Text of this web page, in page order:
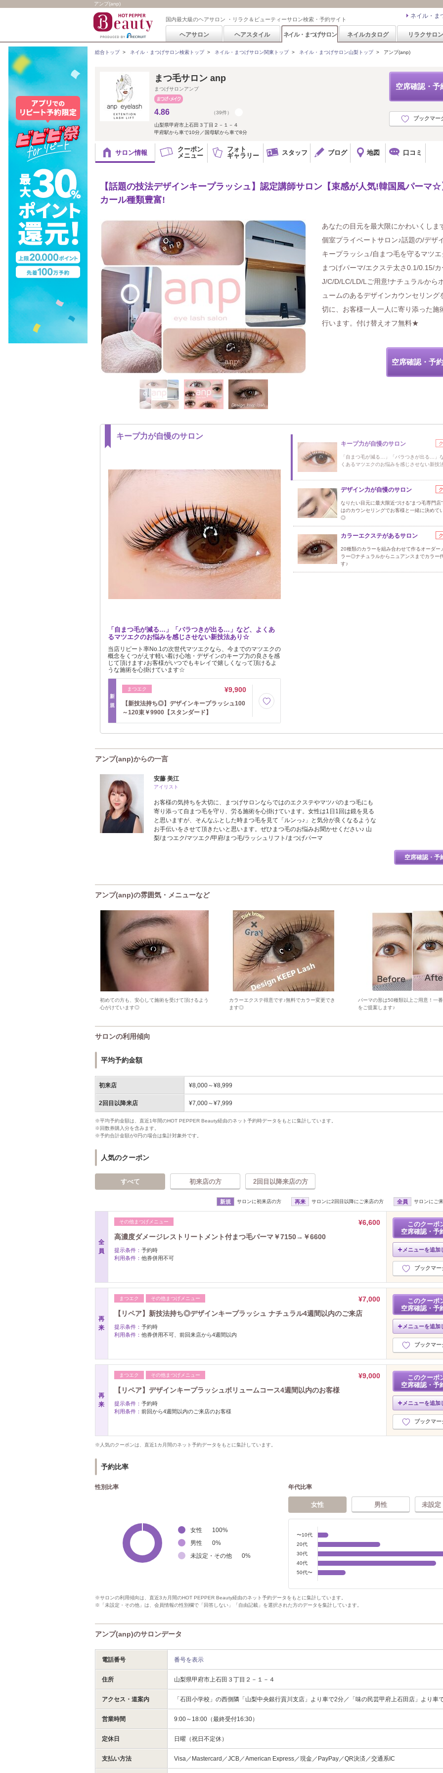
アンプ(anp)
国内最大級のヘアサロン ・リラク＆ビューティーサロン検索・予約サイト ネイル・ま
ヘアサロン ヘアスタイル ネイル・まつげサロン ネイルカタログ リラクサロン
総合トップ> ネイル・まつげサロン検索トップ> ネイル・まつげサロン関東トップ> ネイル・まつげサロン山梨トップ> アンプ(anp)
空席確認・予
ブックマー
まつ毛サロン anp
まつげサロンアンプ
4.86 （39件）
山梨県甲府市上石田３丁目２－１－４
甲府駅から車で10分／国母駅から車で8分
サロン情報
クーポン
メニュー
フォト
ギャラリー
スタッフ ブログ 地図 口コミ
【話題の技法デザインキープラッシュ】認定講師サロン【束感が人気!韓国風パーマ☆
カール種類豊富!
あなたの目元を最大限にかわいくし
個室プライベートサロン♪話題の/デザ
キープラッシュ/自まつ毛を守るマツエ
まつげパーマ/エクステ太さ0.1/0.15/
J/C/D/LC/LD/Lご用意!ナチュラルから
ュームのあるデザインカウンセリング
切に、お客様一人一人に寄り添った施
行います。付け替えオフ無料★
空席確認・予
キープ力が自慢のサロン
「自まつ毛が減る…」「バラつきが出る…」など、よくあ
るマツエクのお悩みを感じさせない新技法あり☆
当店リピート率No.1の次世代マツエクなら、今までのマツエクの
概念をくつがえす軽い着け心地・デザインのキープ力の良さを感
じて頂けます♪お客様がいつでもキレイで嬉しくなって頂けるよ
うな施術を心掛けています☆
新
規
まつエク ¥9,900
【新技法持ち◎】デザインキープラッシュ100
～120束￥9900【スタンダード】
キープ力が自慢のサロン
「自まつ毛が減る…」「バラつきが出る…」
くあるマツエクのお悩みを感じさせない新技
デザイン力が自慢のサロン
なりたい目元に最大限近づける“まつ毛専門店
はのカウンセリングでお客様と一緒に決めて
◎
カラーエクステがあるサロン
20種類のカラーを組み合わせて作るオーダー
ラー◎ナチュラルからニュアンスまでカラー
す♪
アンプ(anp)からの一言
安藤 美江
アイリスト
お客様の気持ちを大切に、まつげサロンならではのエクステやマツパのまつ毛にも
寄り添って自まつ毛を守り、労る施術を心掛けています。女性は1日1回は鏡を見る
と思いますが、そんなふとした時まつ毛を見て「ルンっ♪」と気分が良くなるような
お手伝いをさせて頂きたいと思います。ぜひまつ毛のお悩みお聞かせください♪ 山
梨/まつエク/マツエク/甲府/まつ毛/ラッシュリフト/まつげパーマ
空席確認・予
アンプ(anp)の雰囲気・メニューなど
初めての方も、安心して施術を受けて頂けるよう
心がけています◎
カラーエクステ得意です♪無料でカラー変更でき
ます◎
パーマの形は50種類以上ご用意！一
をご提案します♪
サロンの利用傾向
平均予約金額
初来店 ¥8,000～¥8,999
2回目以降来店 ¥7,000～¥7,999
※平均予約金額は、直近1年間のHOT PEPPER Beauty経由のネット予約時データをもとに集計しています。
※回数券購入分を含みます。
※予約合計金額が0円の場合は集計対象外です。
人気のクーポン
すべて 初来店の方 2回目以降来店の方
新規 サロンに初来店の方 再来 サロンに2回目以降にご来店の方 全員 サロンにご
全
員
その他まつげメニュー
¥6,600
高濃度ダメージレストリートメント付まつ毛パーマ￥7150→￥6600
提示条件： 予約時
利用条件： 他券併用不可
このクーポ
空席確認・予
メニューを追加
ブックマー
再
来
まつエク その他まつげメニュー
¥7,000
【リペア】新技法持ち◎デザインキープラッシュ ナチュラル4週間以内のご来店
提示条件： 予約時
利用条件： 他券併用不可、前回来店から4週間以内
このクーポ
空席確認・予
メニューを追加
ブックマー
再
来
まつエク その他まつげメニュー
¥9,000
【リペア】デザインキープラッシュボリュームコース4週間以内のお客様
提示条件： 予約時
利用条件： 前回から4週間以内のご来店のお客様
このクーポ
空席確認・予
メニューを追加
ブックマー
※人気のクーポンは、直近1カ月間のネット予約データをもとに集計しています。
予約比率
性別比率
女性 100%
男性
0%
未設定・その他
0%
年代比率
女性 男性 未設定
〜10代
20代
30代
40代
50代〜
※サロンの利用傾向は、直近3カ月間のHOT PEPPER Beauty経由のネット予約データをもとに集計しています。
※「未設定・その他」は、会員情報の性別欄で「回答しない」「自由記載」を選択された方のデータを集計しています。
アンプ(anp)のサロンデータ
電話番号 番号を表示
住所 山梨県甲府市上石田３丁目２－１－４
アクセス・道案内 「石田小学校」の西側隣「山梨中央銀行貢川支店」より車で2分／「味の民芸甲府上石田店」より車
営業時間 9:00～18:00（最終受付16:30）
定休日 日曜（祝日不定休）
支払い方法 Visa／Mastercard／JCB／American Express／現金／PayPay／QR決済／交通系IC